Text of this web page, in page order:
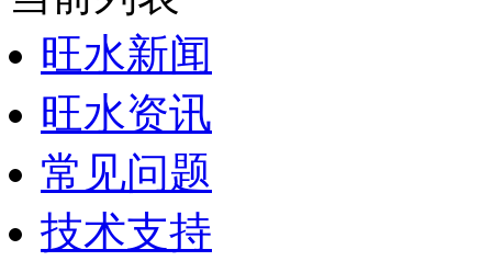
旺水新闻
旺水资讯
常见问题
技术支持